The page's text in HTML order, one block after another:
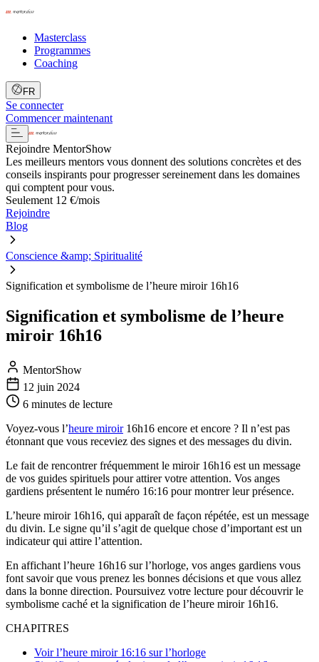
Masterclass
Programmes
Coaching
FR
Se connecter
Commencer maintenant
Rejoindre MentorShow
Les meilleurs mentors vous donnent des solutions concrètes et des
conseils inspirants pour progresser sereinement dans les domaines
qui comptent pour vous.
Seulement 12 €/mois
Rejoindre
Blog
Conscience &amp; Spiritualité
Signification et symbolisme de l’heure miroir 16h16
Signification et symbolisme de l’heure
miroir 16h16
MentorShow
12 juin 2024
6 minutes de lecture
Voyez-vous l’heure miroir16h16 encore et encore ? Il n’est pas
étonnant que vous receviez des signes et des messages du divin.
Le fait de rencontrer fréquemment le miroir 16h16 est un message
de vos guides spirituels pour attirer votre attention. Vos anges
gardiens présentent le numéro 16:16 pour montrer leur présence.
L’heure miroir 16h16, qui apparaît de façon répétée, est un message
du divin. Le signe qu’il s’agit de quelque chose d’important est un
indicateur qui attire l’attention.
En affichant l’heure 16h16 sur l’horloge, vos anges gardiens vous
font savoir que vous prenez les bonnes décisions et que vous allez
dans la bonne direction. Poursuivez votre lecture pour découvrir le
symbolisme caché et la signification de l’heure miroir 16h16.
CHAPITRES
Voir l’heure miroir 16:16 sur l’horloge